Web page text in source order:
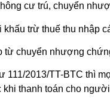
cư trú, chuyển
trừ thuế thu nhập
từ chuyển nhượng
111/2013/TT-BTC thì
thanh toán cho